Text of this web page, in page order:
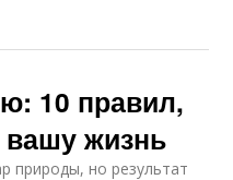
10 правил,
вашу жизнь
природы, но результат